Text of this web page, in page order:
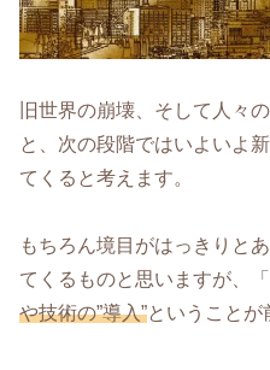
旧世界の崩壊、そして人々
と、次の段階ではいよいよ
てくると考えます。
もちろん境目がはっきりと
てくるものと思いますが、
や技術の”導入”ということが